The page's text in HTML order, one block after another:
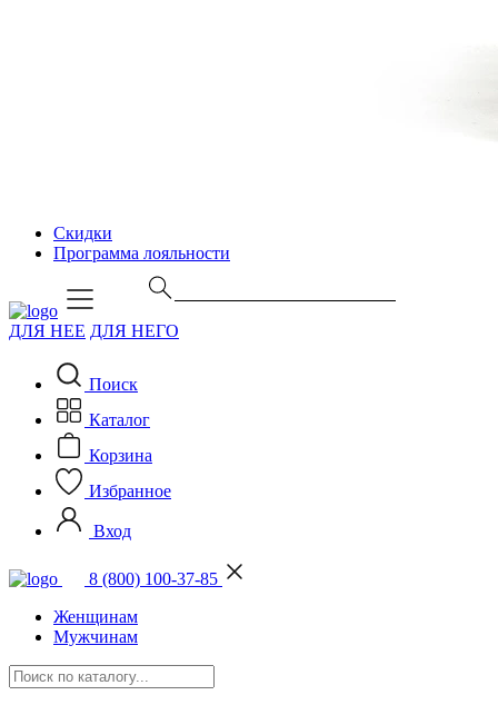
Скидки
Программа лояльности
ДЛЯ НЕЕ ДЛЯ НЕГО
Поиск
Каталог
Корзина
Избранное
Вход
8 (800) 100-37-85
Женщинам
Мужчинам